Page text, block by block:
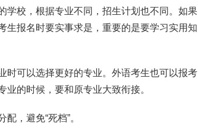
学校，根据专业不同，招生计划也不同。如果
生报名时要实事求是，重要的是要学习实用知
时可以选择更好的专业。外语考生也可以报考
的时候，要和原专业大致衔接。
，避免“死档”。